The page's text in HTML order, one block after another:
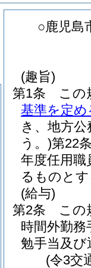
○鹿児島
(趣旨)
第1条
この
基準を定め
き、地方公
う。)第22
年度任用職
るものと
(給与)
第2条
この
時間外勤務
勉手当及
(令3交